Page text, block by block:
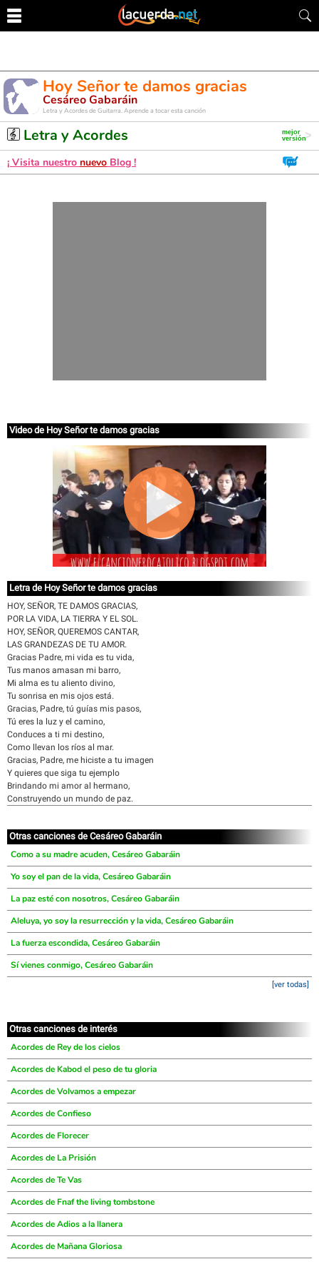
Hoy Señor te damos gracias
Cesáreo Gabaráin
Letra y Acordes de Guitarra. Aprende a tocar esta canción
Letra y Acordes
¡ Visita nuestro nuevo Blog !
Video de Hoy Señor te damos gracias
Letra de Hoy Señor te damos gracias
HOY, SEÑOR, TE DAMOS GRACIAS,
POR LA VIDA, LA TIERRA Y EL SOL.
HOY, SEÑOR, QUEREMOS CANTAR,
LAS GRANDEZAS DE TU AMOR.
Gracias Padre, mi vida es tu vida,
Tus manos amasan mi barro,
Mi alma es tu aliento divino,
Tu sonrisa en mis ojos está.
Gracias, Padre, tú guías mis pasos,
Tú eres la luz y el camino,
Conduces a ti mi destino,
Como llevan los ríos al mar.
Gracias, Padre, me hiciste a tu imagen
Y quieres que siga tu ejemplo
Brindando mi amor al hermano,
Construyendo un mundo de paz.
Otras canciones de Cesáreo Gabaráin
Como a su madre acuden, Cesáreo Gabaráin
Yo soy el pan de la vida, Cesáreo Gabaráin
La paz esté con nosotros, Cesáreo Gabaráin
Aleluya, yo soy la resurrección y la vida, Cesáreo Gabaráin
La fuerza escondida, Cesáreo Gabaráin
Sí vienes conmigo, Cesáreo Gabaráin
[ver todas]
Otras canciones de interés
Acordes de Rey de los cielos
Acordes de Kabod el peso de tu gloria
Acordes de Volvamos a empezar
Acordes de Confieso
Acordes de Florecer
Acordes de La Prisión
Acordes de Te Vas
Acordes de Fnaf the living tombstone
Acordes de Adios a la llanera
Acordes de Mañana Gloriosa